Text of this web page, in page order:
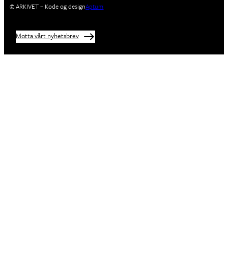
© ARKIVET – Kode og designAptum
Motta vårt nyhetsbrev